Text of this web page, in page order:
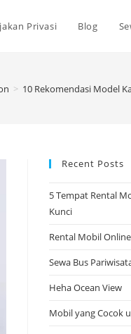
Privasi Blog
> 10 Rekomendasi Model
Recent Posts
5 Tempat Rental
Kunci
Rental Mobil
Sewa Bus
Heha Ocean View
Mobil yang Cocok